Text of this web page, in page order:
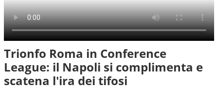
Trionfo Roma in Conference
League: il Napoli si complimenta e
scatena l'ira dei tifosi